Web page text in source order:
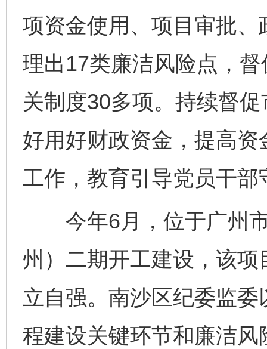
项资金使用、项目审批
理出17类廉洁风险点，
关制度30多项。持续督
好用好财政资金，提高
工作，教育引导党员干
今年6月，位于广州市
州）二期开工建设，该
立自强。南沙区纪委监
程建设关键环节和廉洁